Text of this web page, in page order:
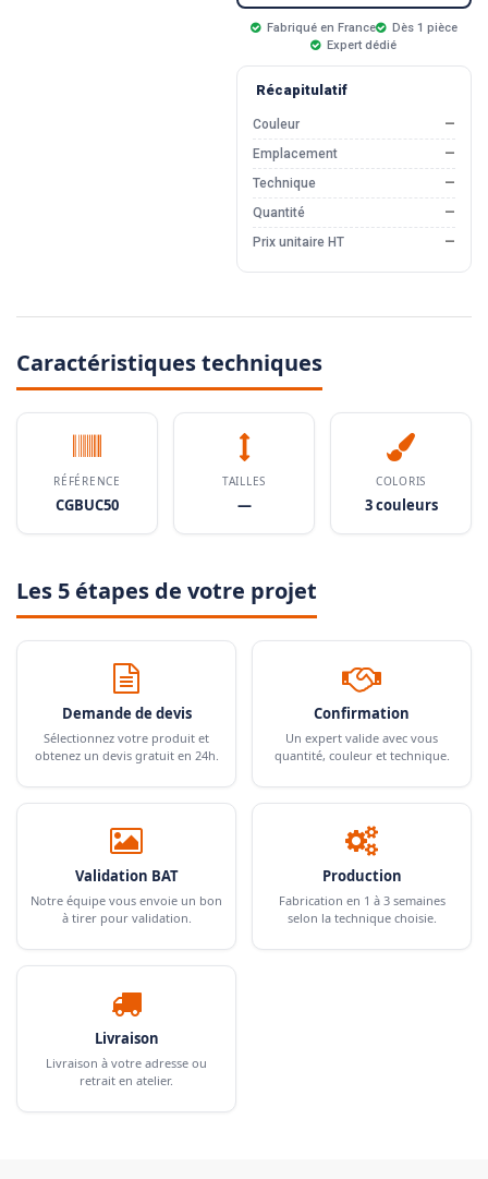
Fabriqué en France
Dès 1 pièce
Expert dédié
Récapitulatif
Couleur
—
Emplacement
—
Technique
—
Quantité
—
Prix unitaire HT
—
Caractéristiques techniques
RÉFÉRENCE
CGBUC50
TAILLES
—
COLORIS
3 couleurs
Les 5 étapes de votre projet
Demande de devis
Sélectionnez votre produit et
obtenez un devis gratuit en 24h.
Confirmation
Un expert valide avec vous
quantité, couleur et technique.
Validation BAT
Notre équipe vous envoie un bon
à tirer pour validation.
Production
Fabrication en 1 à 3 semaines
selon la technique choisie.
Livraison
Livraison à votre adresse ou
retrait en atelier.